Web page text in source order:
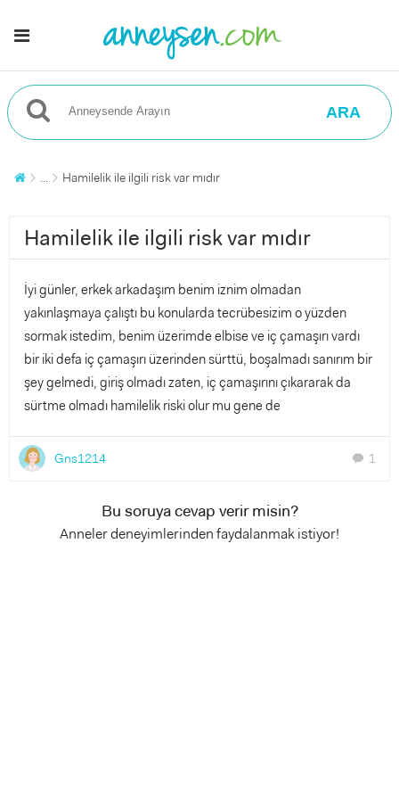
ARA
... Hamilelik ile ilgili risk var mıdır
Hamilelik ile ilgili risk var mıdır
İyi günler, erkek arkadaşım benim iznim olmadan
yakınlaşmaya çalıştı bu konularda tecrübesizim o yüzden
sormak istedim, benim üzerimde elbise ve iç çamaşırı vardı
bir iki defa iç çamaşırı üzerinden sürttü, boşalmadı sanırım bir
şey gelmedi, giriş olmadı zaten, iç çamaşırını çıkararak da
sürtme olmadı hamilelik riski olur mu gene de
Gns1214 chat 1
Bu soruya cevap verir misin?
Anneler deneyimlerinden faydalanmak istiyor!